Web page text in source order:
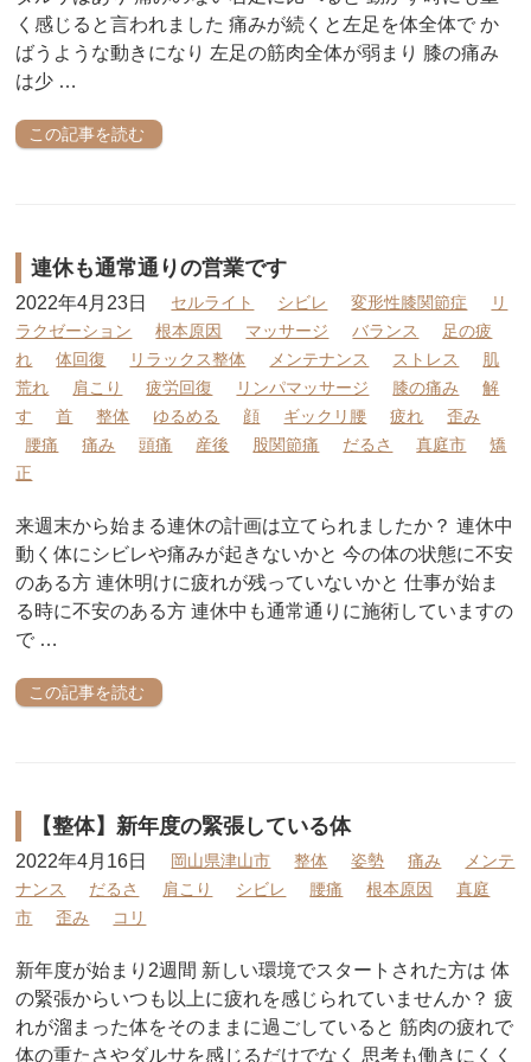
く感じると言われました 痛みが続くと左足を体全体で か
ばうような動きになり 左足の筋肉全体が弱まり 膝の痛み
は少 …
この記事を読む
連休も通常通りの営業です
2022年4月23日 セルライト シビレ 変形性膝関節症
リ
ラクゼーション
根本原因 マッサージ バランス
足の疲
れ
体回復 リラックス整体 メンテナンス ストレス
肌
荒れ
肩こり 疲労回復 リンパマッサージ 膝の痛み
解
す
首 整体 ゆるめる 顔 ギックリ腰 疲れ
歪み
腰痛
痛み 頭痛 産後 股関節痛 だるさ 真庭市
矯
正
来週末から始まる連休の計画は立てられましたか？ 連休中
動く体にシビレや痛みが起きないかと 今の体の状態に不安
のある方 連休明けに疲れが残っていないかと 仕事が始ま
る時に不安のある方 連休中も通常通りに施術していますの
で …
この記事を読む
【整体】新年度の緊張している体
2022年4月16日 岡山県津山市 整体 姿勢 痛み
メンテ
ナンス
だるさ 肩こり シビレ 腰痛 根本原因
真庭
市
歪み コリ
新年度が始まり2週間 新しい環境でスタートされた方は 体
の緊張からいつも以上に疲れを感じられていませんか？ 疲
れが溜まった体をそのままに過ごしていると 筋肉の疲れで
体の重たさやダルサを感じるだけでなく 思考も働きにくく